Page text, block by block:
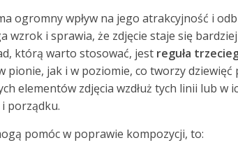
ogromny wpływ na jego atrakcyjność i
wzrok i sprawia, że zdjęcie staje się
którą warto stosować, jest reguła
pionie, jak i w poziomie, co tworzy
elementów zdjęcia wzdłuż tych linii lub w
porządku.
pomóc w poprawie kompozycji, to: